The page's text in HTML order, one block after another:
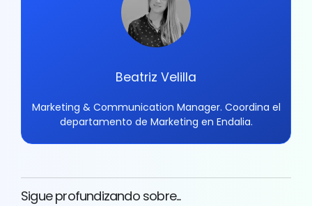
Beatriz Velilla
Marketing & Communication Manager. Coordina el
departamento de Marketing en Endalia.
Sigue profundizando sobre...